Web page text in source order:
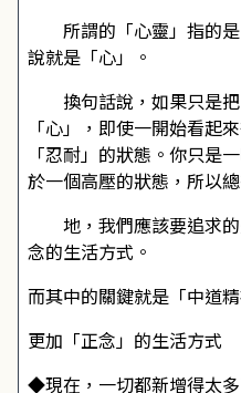
所謂的「心靈」指的是
說就是「心」。
換句話說，如果只是把
「心」，即使一開始看起
「忍耐」的狀態。你只是
於一個高壓的狀態，所以
地，我們應該要追求的
念的生活方式。
而其中的關鍵就是「中道精
更加「正念」的生活方式
◆現在，一切都新增得太